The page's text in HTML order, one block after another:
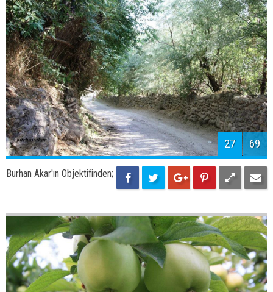
29 69
Burhan Akar'ın Objektifinden;
Adilcevaz Kayısısı